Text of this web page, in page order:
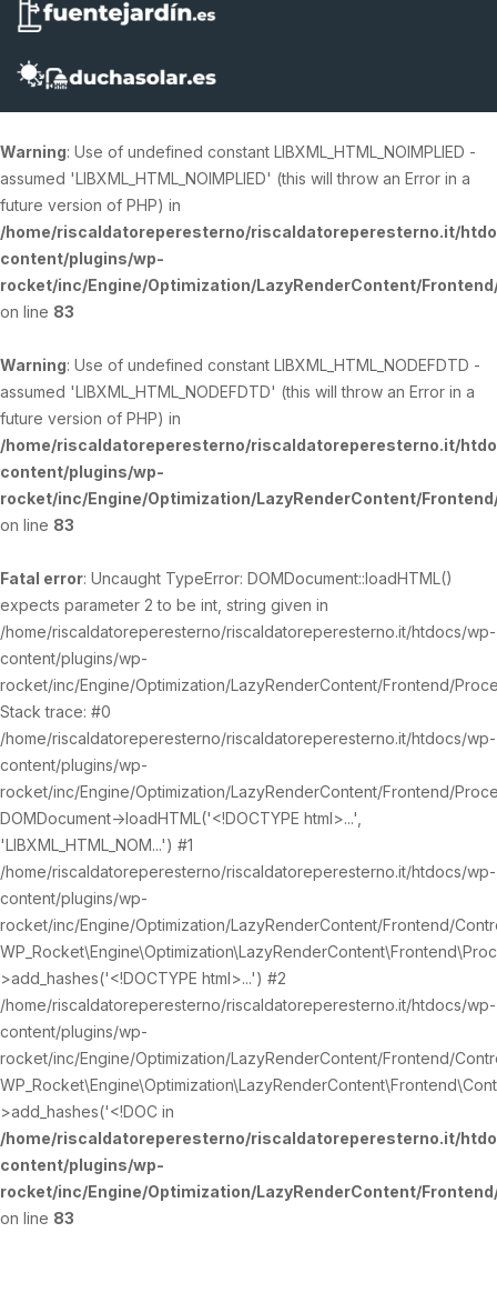
Warning: Use of undefined constant LIBXML_HTML_NOIMPLIED -
assumed 'LIBXML_HTML_NOIMPLIED' (this will throw an Error in a
future version of PHP) in
/home/riscaldatoreperesterno/riscaldatoreperesterno.it/
content/plugins/wp-
rocket/inc/Engine/Optimization/LazyRenderContent/
on line 83
Warning: Use of undefined constant LIBXML_HTML_NODEFDTD -
assumed 'LIBXML_HTML_NODEFDTD' (this will throw an Error in a
future version of PHP) in
/home/riscaldatoreperesterno/riscaldatoreperesterno.it/
content/plugins/wp-
rocket/inc/Engine/Optimization/LazyRenderContent/
on line 83
Fatal error: Uncaught TypeError: DOMDocument::loadHTML()
expects parameter 2 to be int, string given in
/home/riscaldatoreperesterno/riscaldatoreperesterno.it/htdocs/wp-
content/plugins/wp-
rocket/inc/Engine/Optimization/LazyRenderContent/Frontend/
Stack trace: #0
/home/riscaldatoreperesterno/riscaldatoreperesterno.it/htdocs/wp-
content/plugins/wp-
rocket/inc/Engine/Optimization/LazyRenderContent/Frontend/
DOMDocument->loadHTML('<!DOCTYPE html>...',
'LIBXML_HTML_NOM...') #1
/home/riscaldatoreperesterno/riscaldatoreperesterno.it/htdocs/wp-
content/plugins/wp-
rocket/inc/Engine/Optimization/LazyRenderContent/Frontend/
>add_hashes('<!DOCTYPE html>...') #2
/home/riscaldatoreperesterno/riscaldatoreperesterno.it/htdocs/wp-
content/plugins/wp-
rocket/inc/Engine/Optimization/LazyRenderContent/Frontend/
>add_hashes('<!DOC in
/home/riscaldatoreperesterno/riscaldatoreperesterno.it/
content/plugins/wp-
rocket/inc/Engine/Optimization/LazyRenderContent/
on line 83